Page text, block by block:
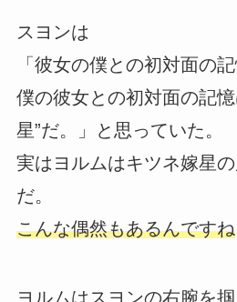
スヨンは
「彼女の僕との初対面の
僕の彼女との初対面の記
星”だ。」と思っていた。
実はヨルムはキツネ嫁星
だ。
こんな偶然もあるんですね
ヨルムはスヨンの右腕を